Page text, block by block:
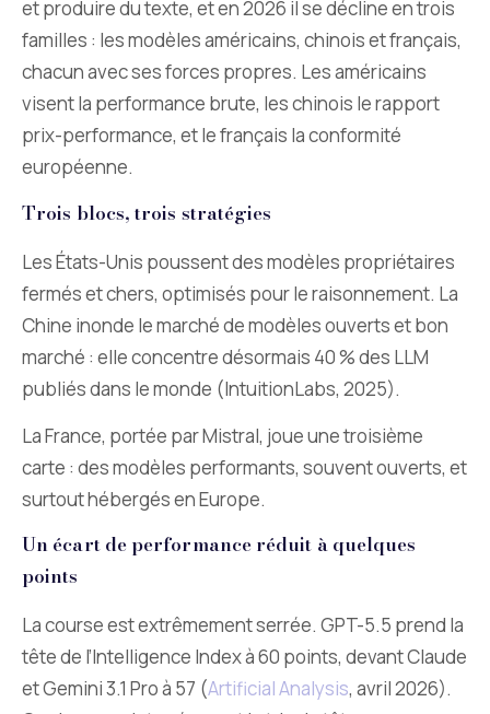
et produire du texte, et en 2026 il se décline en trois
familles : les modèles américains, chinois et français,
chacun avec ses forces propres. Les américains
visent la performance brute, les chinois le rapport
prix-performance, et le français la conformité
européenne.
Trois blocs, trois stratégies
Les États-Unis poussent des modèles propriétaires
fermés et chers, optimisés pour le raisonnement. La
Chine inonde le marché de modèles ouverts et bon
marché : elle concentre désormais 40 % des LLM
publiés dans le monde (IntuitionLabs, 2025).
La France, portée par Mistral, joue une troisième
carte : des modèles performants, souvent ouverts, et
surtout hébergés en Europe.
Un écart de performance réduit à quelques
points
La course est extrêmement serrée. GPT-5.5 prend la
tête de l’Intelligence Index à 60 points, devant Claude
et Gemini 3.1 Pro à 57 (Artificial Analysis, avril 2026).